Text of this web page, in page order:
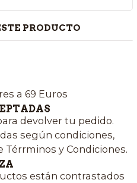
PRODUCTO
a 69 Euros
devolver tu pedido.
según condiciones,
Térrminos y Condiciones.
están contrastados